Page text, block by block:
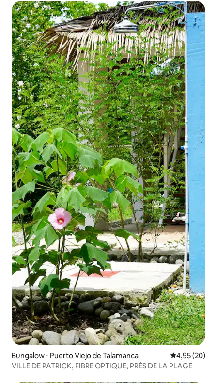
Bungalow ⋅ Puerto Viejo de Talamanca Évaluation
4,95 (20)
VILLE DE PATRICK, FIBRE OPTIQUE, PRÈS DE LA PLAGE